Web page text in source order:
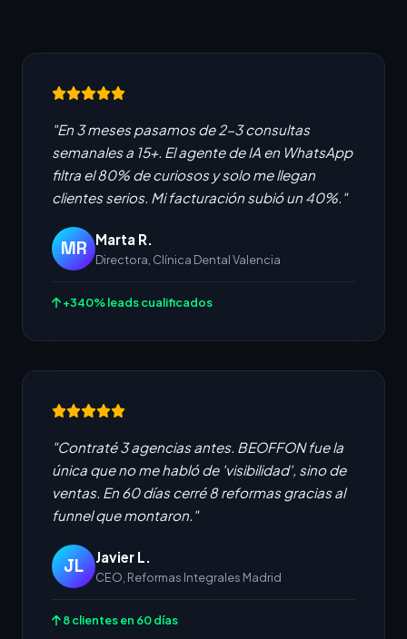
"En 3 meses pasamos de 2-3 consultas
semanales a 15+. El agente de IA en WhatsApp
filtra el 80% de curiosos y solo me llegan
clientes serios. Mi facturación subió un 40%."
MR Marta R.
Directora, Clínica Dental Valencia
+340% leads cualificados
"Contraté 3 agencias antes. BEOFFON fue la
única que no me habló de 'visibilidad', sino de
ventas. En 60 días cerré 8 reformas gracias al
funnel que montaron."
JL Javier L.
CEO, Reformas Integrales Madrid
8 clientes en 60 días